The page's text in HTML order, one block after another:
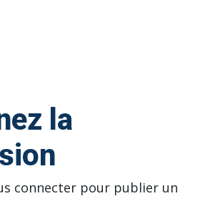
la
connecter pour publier un